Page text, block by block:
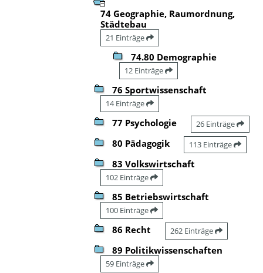
74 Geographie, Raumordnung,
Städtebau
21 Einträge
74.80 Demographie
12 Einträge
76 Sportwissenschaft
14 Einträge
77 Psychologie 26 Einträge
80 Pädagogik 113 Einträge
83 Volkswirtschaft
102 Einträge
85 Betriebswirtschaft
100 Einträge
86 Recht 262 Einträge
89 Politikwissenschaften
59 Einträge